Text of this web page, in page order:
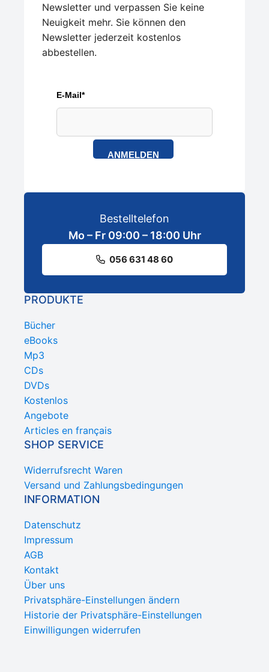
Newsletter und verpassen Sie keine
Neuigkeit mehr. Sie können den
Newsletter jederzeit kostenlos
abbestellen.
E-Mail*
ANMELDEN
Bestelltelefon
Mo – Fr 09:00 – 18:00 Uhr
056 631 48 60
PRODUKTE
Bücher
eBooks
Mp3
CDs
DVDs
Kostenlos
Angebote
Articles en français
SHOP SERVICE
Widerrufsrecht Waren
Versand und Zahlungsbedingungen
INFORMATION
Datenschutz
Impressum
AGB
Kontakt
Über uns
Privatsphäre-Einstellungen ändern
Historie der Privatsphäre-Einstellungen
Einwilligungen widerrufen